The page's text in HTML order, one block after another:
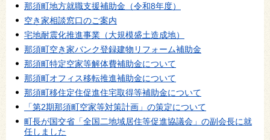
那須町地方就職支援補助金（令和8年度）
空き家相談窓口のご案内
宅地耐震化推進事業（大規模盛土造成地）
那須町空き家バンク登録建物リフォーム補助金
那須町特定空家等解体費補助金について
那須町オフィス移転推進補助金について
那須町移住定住促進住宅取得等補助金について
「第2期那須町空家等対策計画」の策定について
町長が国交省「全国二地域居住等促進協議会」の副会長に就
任しました